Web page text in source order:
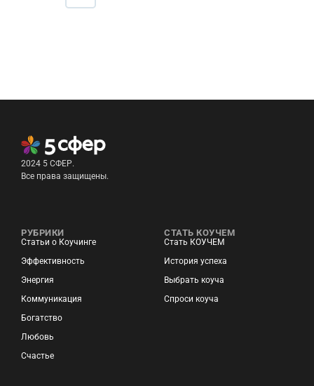
2024 5 СФЕР.
Все права защищены.
РУБРИКИ
Статьи о Коучинге
Эффективность
Энергия
Коммуникация
Богатство
Любовь
Счастье
СТАТЬ КОУЧЕМ
Стать КОУЧЕМ
История успеха
Выбрать коуча
Спроси коуча